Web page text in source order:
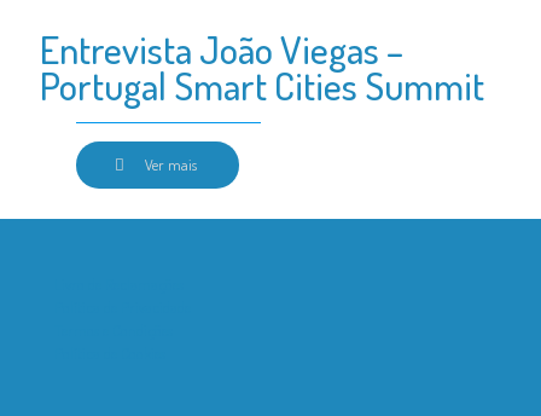
Entrevista João Viegas –
Portugal Smart Cities Summit
Ver mais